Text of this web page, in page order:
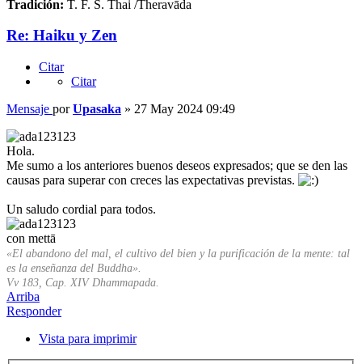
Tradición: T. F. S. Thai /Theravāda
Re: Haiku y Zen
Citar
Citar
Mensaje porUpasaka » 27 May 2024 09:49
Hola.
Me sumo a los anteriores buenos deseos expresados; que se den las
causas para superar con creces las expectativas previstas.
Un saludo cordial para todos.
con mettā
«El abandono del mal, el cultivo del bien y la purificación de la mente: tal
es la enseñanza del Buddha».
Vv 183, Cap. XIV Dhammapada.
Arriba
Responder
Vista para imprimir